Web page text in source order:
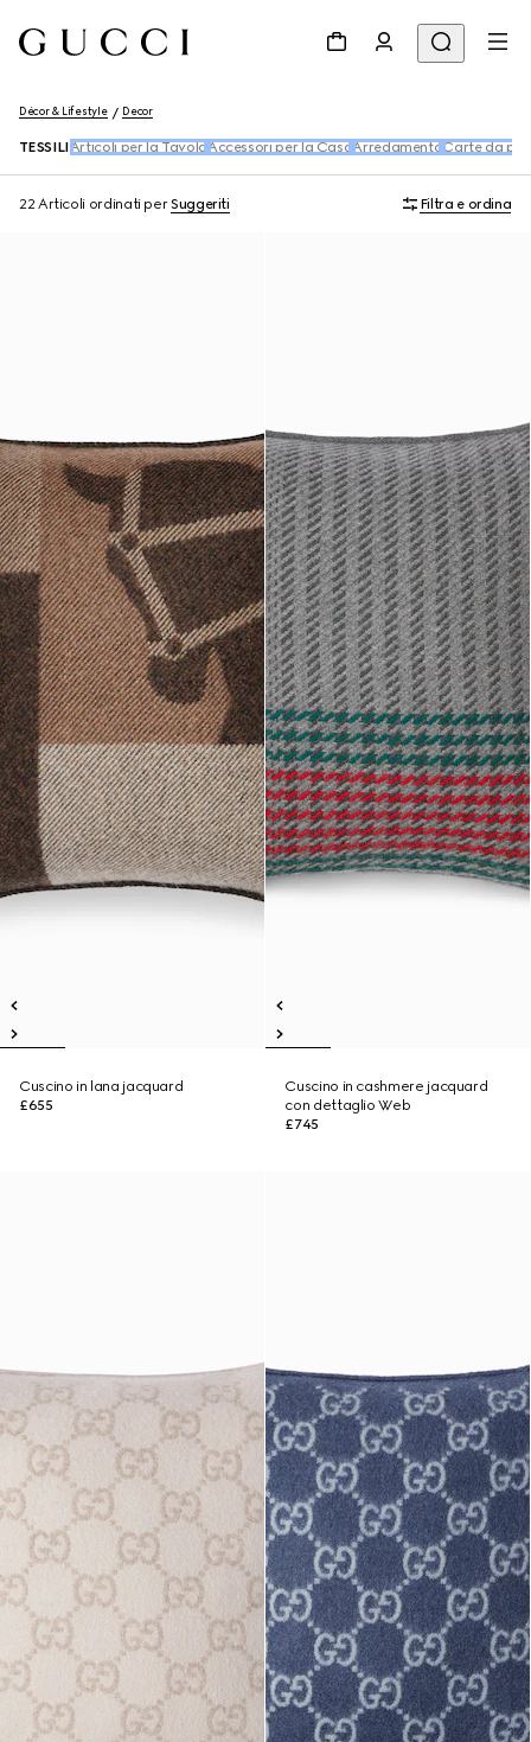
Décor & Lifestyle Decor
TESSILI Articoli per la Tavola Accessori per la Casa Arredamento Carte da
22 Articoli ordinati perSuggeriti Filtra e ordina
Cuscino in lana jacquard
£655
Cuscino in cashmere jacquard
con dettaglio Web
£745